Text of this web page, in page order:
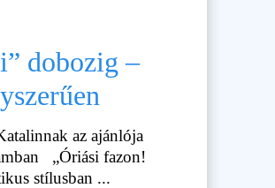
dobozig –
az ajánlója
„Óriási fazon!
stílusban ...